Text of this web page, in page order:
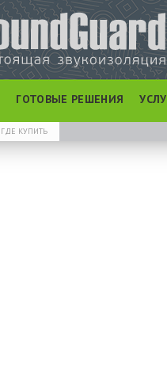
ГОТОВЫЕ РЕШЕНИЯ
ГДЕ КУПИТЬ